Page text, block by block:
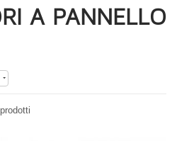
A PANNELLO
prodotti